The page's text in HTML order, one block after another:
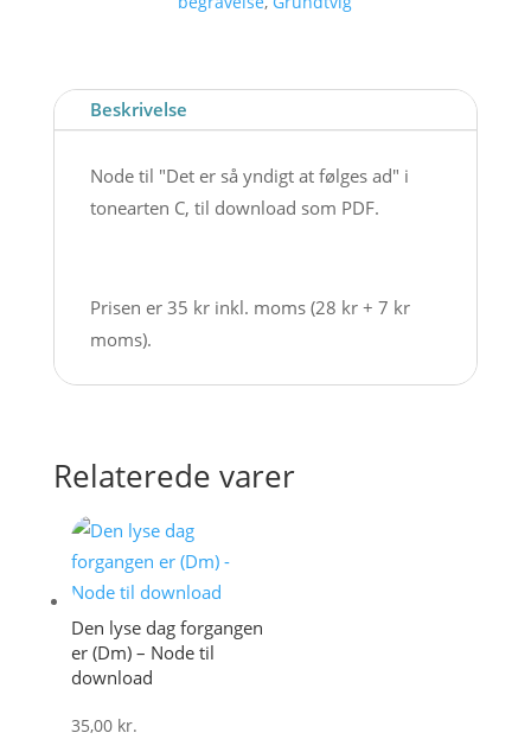
-
Node
til
download
Beskrivelse
Node til "Det er så yndigt at følges ad" i
tonearten C, til download som PDF.
Prisen er 35 kr inkl. moms (28 kr + 7 kr
moms).
Relaterede varer
Den lyse dag forgangen
er (Dm) – Node til
download
35,00 kr.